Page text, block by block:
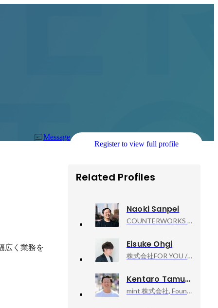
Message
Register to view full profile
広く業務を
Related Profiles
Naoki Sanpei
COUNTERWORKS inc, CEO
Eisuke Ohgi
株式会社FOR YOU / FOR YOU Inc., IP Produce Div. 執行役員
Kentaro Tamura
mint 株式会社, Founder & Ceo